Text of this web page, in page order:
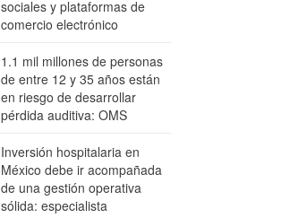
sociales y plataformas de
comercio electrónico
1.1 mil millones de personas
de entre 12 y 35 años están
en riesgo de desarrollar
pérdida auditiva: OMS
Inversión hospitalaria en
México debe ir acompañada
de una gestión operativa
sólida: especialista